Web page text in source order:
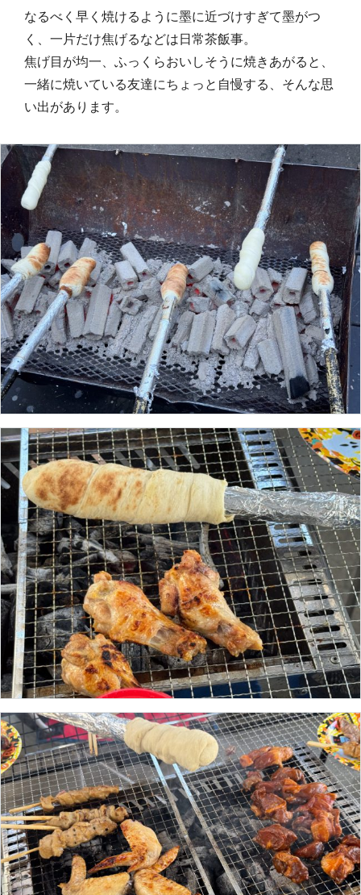
なるべく早く焼けるように墨に近づけすぎて墨がつ
く、一片だけ焦げるなどは日常茶飯事。
焦げ目が均一、ふっくらおいしそうに焼きあがると、
一緒に焼いている友達にちょっと自慢する、そんな思
い出があります。